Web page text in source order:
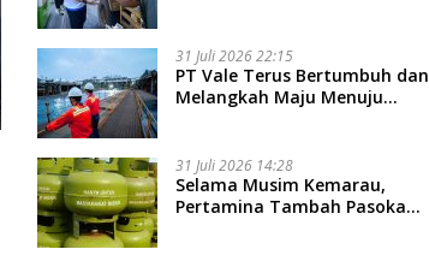
31 Juli 2026 22:15
PT Vale Terus Bertumbuh dan
Melangkah Maju Menuju
31 Juli 2026 14:28
Selama Musim Kemarau,
Pertamina Tambah Pasokan